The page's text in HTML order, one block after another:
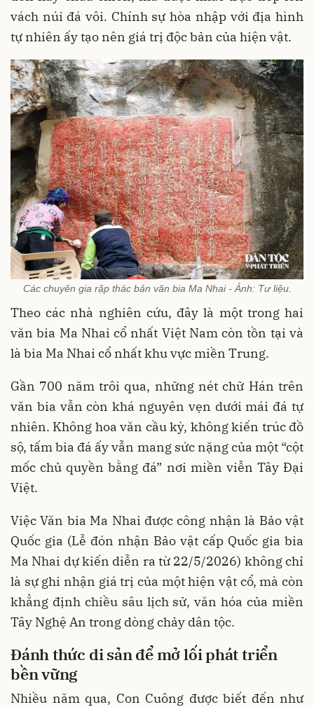
vách núi đá vôi. Chính sự hòa nhập với địa hình
tự nhiên ấy tạo nên giá trị độc bản của hiện vật.
Các chuyên gia rập thác bản văn bia Ma Nhai - Ảnh: Tư liệu.
Theo các nhà nghiên cứu, đây là một trong hai
văn bia Ma Nhai cổ nhất Việt Nam còn tồn tại và
là bia Ma Nhai cổ nhất khu vực miền Trung.
Gần 700 năm trôi qua, những nét chữ Hán trên
văn bia vẫn còn khá nguyên vẹn dưới mái đá tự
nhiên. Không hoa văn cầu kỳ, không kiến trúc đồ
sộ, tấm bia đá ấy vẫn mang sức nặng của một “cột
mốc chủ quyền bằng đá” nơi miền viễn Tây Đại
Việt.
Việc Văn bia Ma Nhai được công nhận là Bảo vật
Quốc gia (Lễ đón nhận Bảo vật cấp Quốc gia bia
Ma Nhai dự kiến diễn ra từ 22/5/2026) không chỉ
là sự ghi nhận giá trị của một hiện vật cổ, mà còn
khẳng định chiều sâu lịch sử, văn hóa của miền
Tây Nghệ An trong dòng chảy dân tộc.
Đánh thức di sản để mở lối phát triển
bền vững
Nhiều năm qua, Con Cuông được biết đến như